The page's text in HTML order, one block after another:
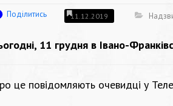
Поділитись 11.12.2019
11 грудня в Івано-
це повідомляють очевидці у